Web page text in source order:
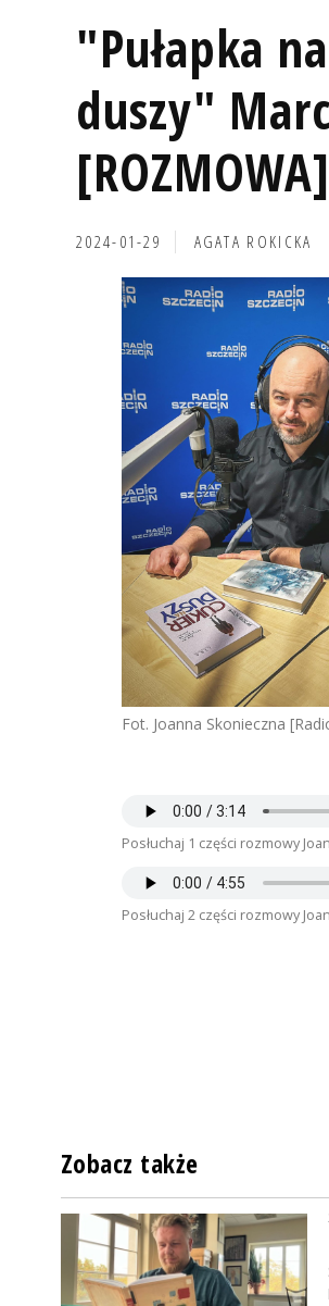
"Pułapka
duszy"
[ROZMOWA]
2024-01-29 AGATA ROKICKA
Fot. Joanna Skonieczna
Posłuchaj 1 części rozmowy
Posłuchaj 2 części rozmowy
Zobacz także